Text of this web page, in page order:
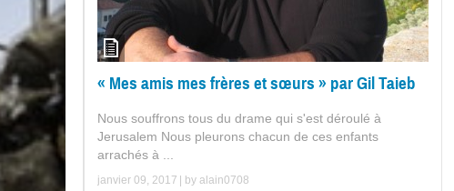
« Mes amis mes frères et sœurs » par Gil Taieb
Nous souffrons tous du drame qui s'est déroulé à
Jerusalem Nous pleurons chacun de ces enfants
arrachés à ...
janvier 09, 2017 | by alain0708